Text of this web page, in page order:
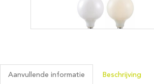
Aanvullende informatie Beschrijving